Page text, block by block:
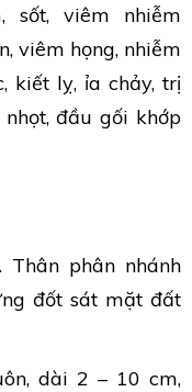
sốt, viêm nhiễm
viêm họng, nhiễm
kiết lỵ, ỉa chảy, trị
đầu gối khớp
phân nhánh
đốt sát mặt đất
dài 2 – 10 cm,